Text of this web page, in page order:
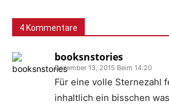
4 Kommentare
booksnstories
Dezember 13, 2015 Beim 14:20
Für eine volle Sternezahl
inhaltlich ein bisschen